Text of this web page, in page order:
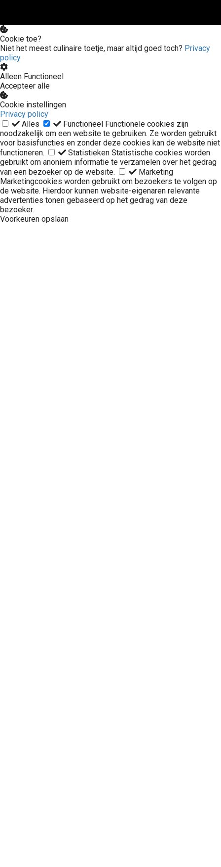
Cookie toe?
Niet het meest culinaire toetje, maar altijd goed toch? Privacy
policy
Alleen Functioneel
Accepteer alle
Cookie instellingen
Privacy policy
Alles
Functioneel Functionele cookies zijn
noodzakelijk om een website te gebruiken. Ze worden gebruikt
voor basisfuncties en zonder deze cookies kan de website niet
functioneren.
Statistieken Statistische cookies worden
gebruikt om anoniem informatie te verzamelen over het gedrag
van een bezoeker op de website.
Marketing
Marketingcookies worden gebruikt om bezoekers te volgen op
de website. Hierdoor kunnen website-eigenaren relevante
advertenties tonen gebaseerd op het gedrag van deze
bezoeker.
Voorkeuren opslaan